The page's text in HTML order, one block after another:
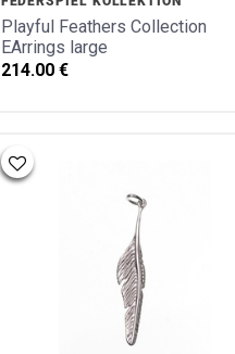
Playful Feathers Collection
EArrings large
214.00€